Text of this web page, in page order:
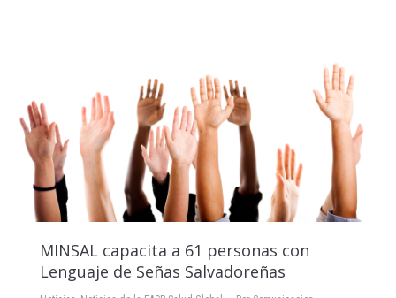
MINSAL capacita a 61 personas con
Lenguaje de Señas Salvadoreñas